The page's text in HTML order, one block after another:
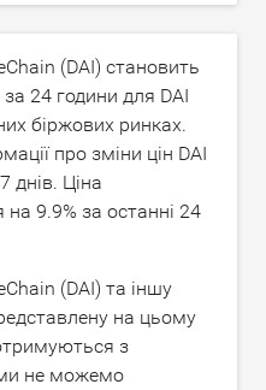
(DAI) становить
за 24 години для DAI
біржових ринках.
про зміни цін DAI
днів. Ціна
на 9.9% за останні 24
(DAI) та іншу
на цьому
з
не можемо